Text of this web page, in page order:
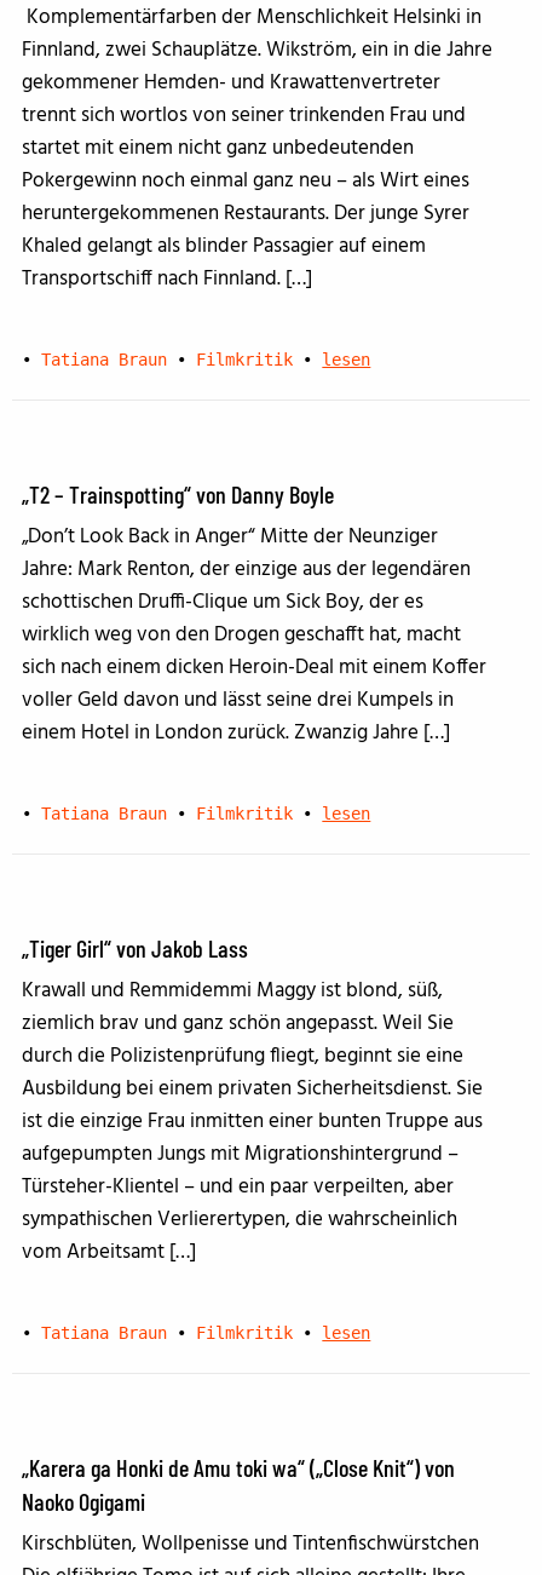
Komplementärfarben der Menschlichkeit Helsinki in
Finnland, zwei Schauplätze. Wikström, ein in die Jahre
gekommener Hemden- und Krawattenvertreter
trennt sich wortlos von seiner trinkenden Frau und
startet mit einem nicht ganz unbedeutenden
Pokergewinn noch einmal ganz neu – als Wirt eines
heruntergekommenen Restaurants. Der junge Syrer
Khaled gelangt als blinder Passagier auf einem
Transportschiff nach Finnland. […]
• Tatiana Braun • Filmkritik • lesen
„T2 – Trainspotting“ von Danny Boyle
„Don’t Look Back in Anger“ Mitte der Neunziger
Jahre: Mark Renton, der einzige aus der legendären
schottischen Druffi-Clique um Sick Boy, der es
wirklich weg von den Drogen geschafft hat, macht
sich nach einem dicken Heroin-Deal mit einem Koffer
voller Geld davon und lässt seine drei Kumpels in
einem Hotel in London zurück. Zwanzig Jahre […]
• Tatiana Braun • Filmkritik • lesen
„Tiger Girl“ von Jakob Lass
Krawall und Remmidemmi Maggy ist blond, süß,
ziemlich brav und ganz schön angepasst. Weil Sie
durch die Polizistenprüfung fliegt, beginnt sie eine
Ausbildung bei einem privaten Sicherheitsdienst. Sie
ist die einzige Frau inmitten einer bunten Truppe aus
aufgepumpten Jungs mit Migrationshintergrund –
Türsteher-Klientel – und ein paar verpeilten, aber
sympathischen Verlierertypen, die wahrscheinlich
vom Arbeitsamt […]
• Tatiana Braun • Filmkritik • lesen
„Karera ga Honki de Amu toki wa“ („Close Knit“) von
Naoko Ogigami
Kirschblüten, Wollpenisse und Tintenfischwürstchen